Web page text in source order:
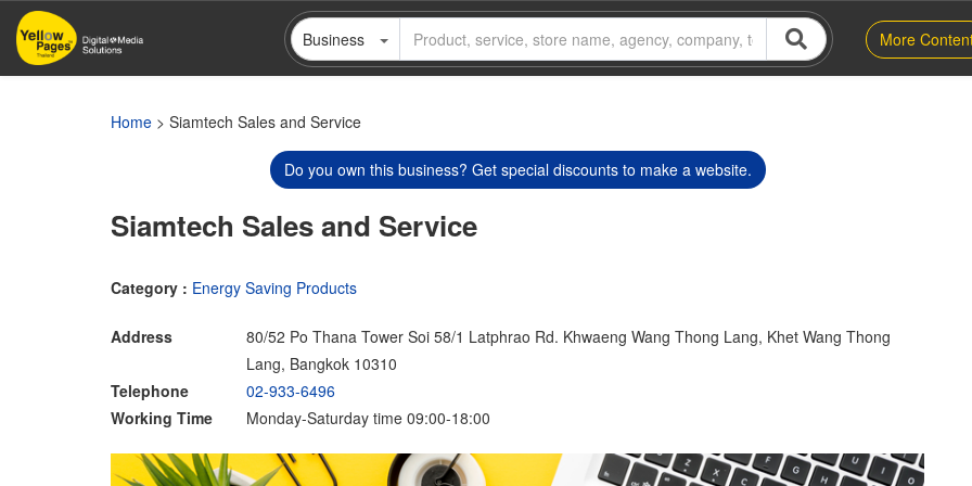
Skip
main
Business More
Home > Siamtech Sales and Service
Do you own this business? Get special discounts to make a website.
Siamtech Sales and Service
Category : Energy Saving Products
Address
80/52 Po Thana Tower Soi 58/1 Latphrao Rd. Khwaeng Wang Thong Lang, Khet Wang Thong
Lang, Bangkok 10310
Telephone
02-933-6496
Working Time
Monday-Saturday time 09:00-18:00